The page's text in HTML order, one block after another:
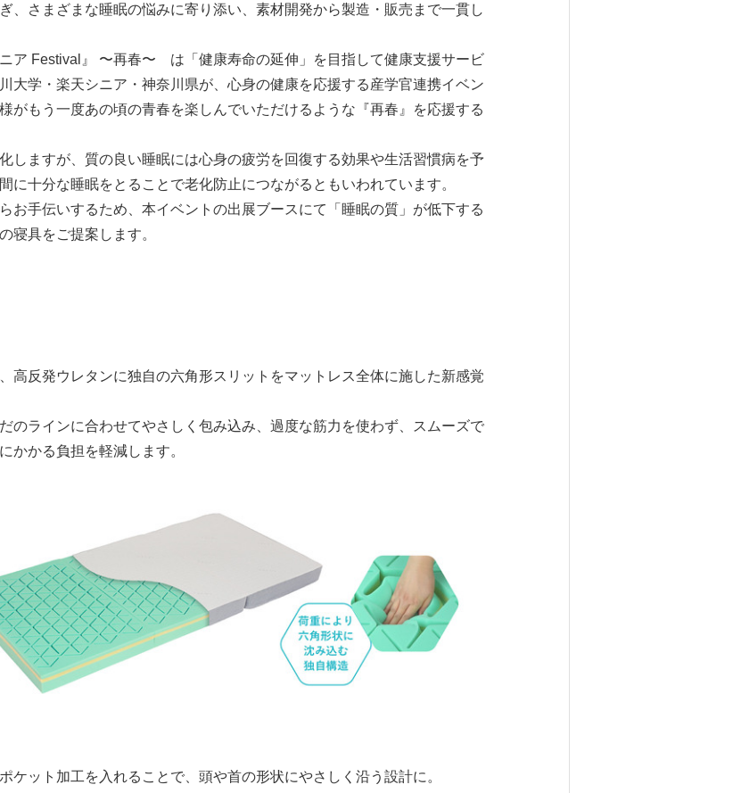
、さまざまな睡眠の悩みに寄り添い、素材開発から製造・販売まで一貫し
ア Festival』 〜再春〜 は「健康寿命の延伸」を目指して健康支援サービ
大学・楽天シニア・神奈川県が、心身の健康を応援する産学官連携イベン
がもう一度あの頃の青春を楽しんでいただけるような『再春』を応援する
しますが、質の良い睡眠には心身の疲労を回復する効果や生活習慣病を予
に十分な睡眠をとることで老化防止につながるともいわれています。
お手伝いするため、本イベントの出展ブースにて「睡眠の質」が低下する
寝具をご提案します。
高反発ウレタンに独自の六角形スリットをマットレス全体に施した新感覚
のラインに合わせてやさしく包み込み、過度な筋力を使わず、スムーズで
かかる負担を軽減します。
ケット加工を入れることで、頭や首の形状にやさしく沿う設計に。